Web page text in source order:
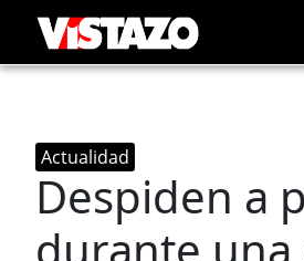
Actualidad
Despiden a